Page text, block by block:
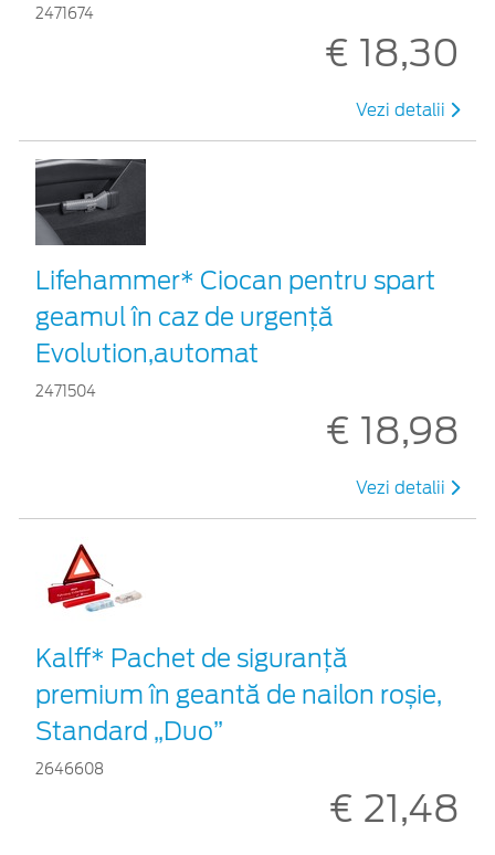
2471674
€ 18,30
Vezi detalii
Lifehammer* Ciocan pentru spart
geamul în caz de urgenţă
Evolution,automat
2471504
€ 18,98
Vezi detalii
Kalff* Pachet de siguranţă
premium în geantă de nailon roșie,
Standard „Duo”
2646608
€ 21,48